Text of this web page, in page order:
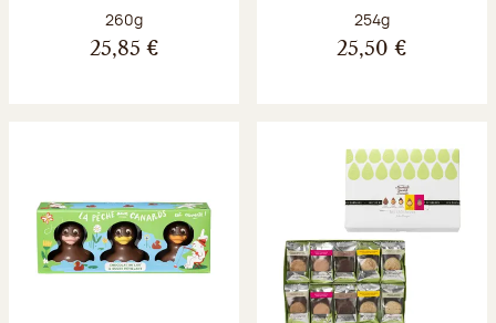
Poids net :
260g
25,85 €
Poids net :
254g
25,50 €